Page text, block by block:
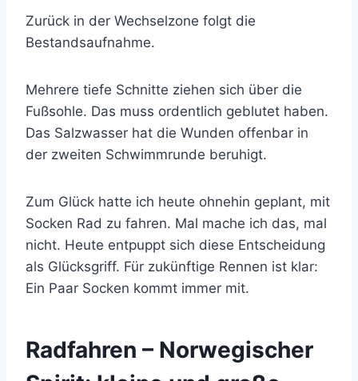
Zurück in der Wechselzone folgt die
Bestandsaufnahme.
Mehrere tiefe Schnitte ziehen sich über die
Fußsohle. Das muss ordentlich geblutet haben.
Das Salzwasser hat die Wunden offenbar in
der zweiten Schwimmrunde beruhigt.
Zum Glück hatte ich heute ohnehin geplant, mit
Socken Rad zu fahren. Mal mache ich das, mal
nicht. Heute entpuppt sich diese Entscheidung
als Glücksgriff. Für zukünftige Rennen ist klar:
Ein Paar Socken kommt immer mit.
Radfahren – Norwegischer